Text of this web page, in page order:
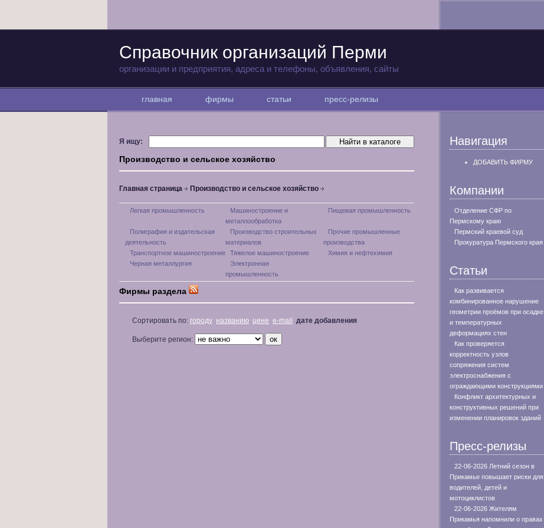
Справочник организаций Перми
организации и предприятия, адреса и телефоны, объявления, сайты
главная фирмы статьи пресс-релизы
Я ищу:
Производство и сельское хозяйство
Главная страница Производство и сельское хозяйство
Легкая промышленность
Машиностроение и
металлообработка
Пищевая промышленность
Полиграфия и издательская
деятельность
Производство строительных
материалов
Прочие промышленные
производства
Транспортное машиностроение
Тяжелое машиностроение
Химия и нефтехимия
Черная металлургия
Электронная
промышленность
Фирмы раздела
Сортировать по: городу названию цене e-mail дате добавления
Выберите регион:
Навигация
ДОБАВИТЬ ФИРМУ
Компании
Отделение СФР по
Пермскому краю
Пермский краевой суд
Прокуратура Пермского края
Статьи
Как развивается
комбинированное нарушение
геометрии проёмов при осадке
и температурных
деформациях стен
Как проверяется
корректность узлов
сопряжения систем
электроснабжения с
ограждающими конструкциями
Конфликт архитектурных и
конструктивных решений при
изменении планировок зданий
Пресс-релизы
22-06-2026 Летний сезон в
Прикамье повышает риски для
водителей, детей и
мотоциклистов
22-06-2026 Жителям
Прикамья напомнили о правах